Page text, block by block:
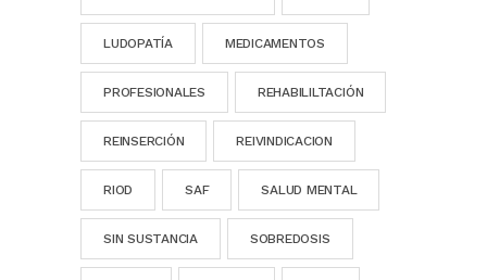
LUDOPATÍA MEDICAMENTOS
PROFESIONALES REHABILILTACIÓN
REINSERCIÓN REIVINDICACION
RIOD SAF SALUD MENTAL
SIN SUSTANCIA SOBREDOSIS